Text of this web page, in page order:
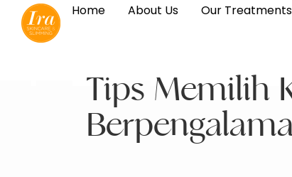
Home About Us Our Treatments
Tips Memilih